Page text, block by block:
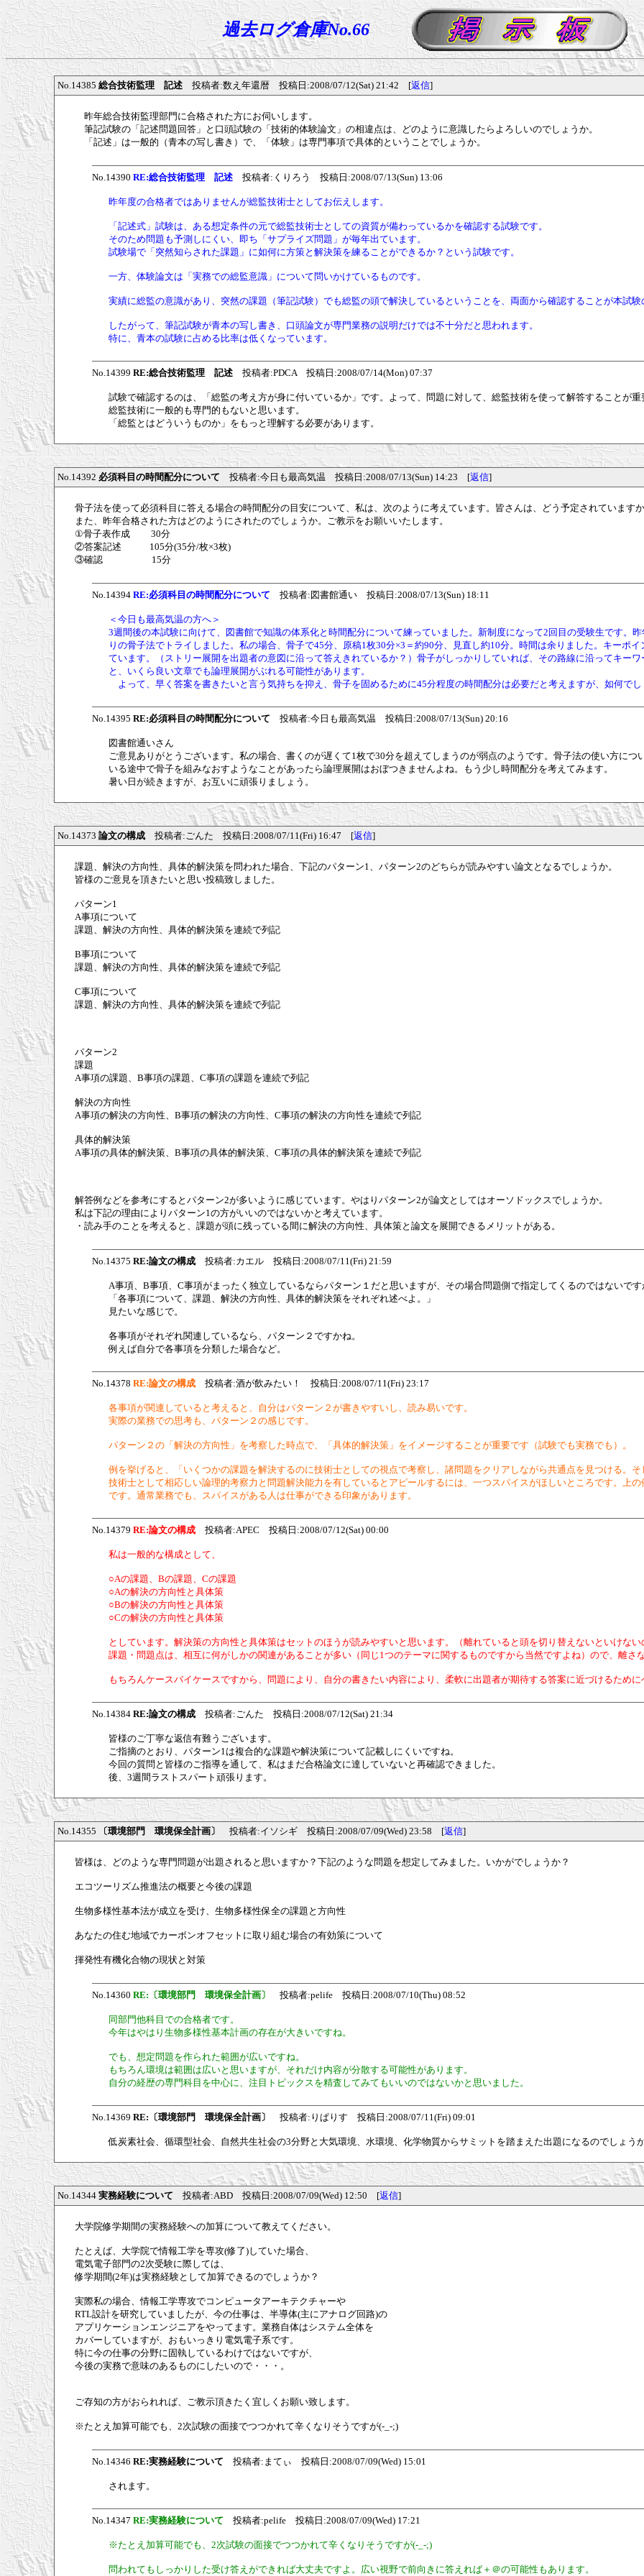
過去ログ倉庫No.66
No.14385 総合技術監理 記述投稿者:数え年還暦 投稿日:2008/07/12(Sat) 21:42 [返信]
昨年総合技術監理部門に合格された方にお伺いします。
筆記試験の「記述問題回答」と口頭試験の「技術的体験論文」の相違点は、どのように意識したらよろしいのでしょうか。
「記述」は一般的（青本の写し書き）で、「体験」は専門事項で具体的ということでしょうか。
No.14390 RE:総合技術監理 記述投稿者:くりろう 投稿日:2008/07/13(Sun) 13:06
昨年度の合格者ではありませんが総監技術士としてお伝えします。
「記述式」試験は、ある想定条件の元で総監技術士としての資質が備わっているかを確認する試験です。
そのため問題も予測しにくい、即ち「サプライズ問題」が毎年出ています。
試験場で「突然知らされた課題」に如何に方策と解決策を練ることができるか？という試験です。
一方、体験論文は「実務での総監意識」について問いかけているものです。
実績に総監の意識があり、突然の課題（筆記試験）でも総監の頭で解決しているということを、両面から確認することが本試
したがって、筆記試験が青本の写し書き、口頭論文が専門業務の説明だけでは不十分だと思われます。
特に、青本の試験に占める比率は低くなっています。
No.14399 RE:総合技術監理 記述投稿者:PDCA 投稿日:2008/07/14(Mon) 07:37
試験で確認するのは、「総監の考え方が身に付いているか」です。よって、問題に対して、総監技術を使って解答することが重
総監技術に一般的も専門的もないと思います。
「総監とはどういうものか」をもっと理解する必要があります。
No.14392 必須科目の時間配分について 投稿者:今日も最高気温 投稿日:2008/07/13(Sun) 14:23 [返信]
骨子法を使って必須科目に答える場合の時間配分の目安について、私は、次のように考えています。皆さんは、どう予定されています
また、昨年合格された方はどのようにされたのでしょうか。ご教示をお願いいたします。
①骨子表作成 30分
②答案記述 105分(35分/枚×3枚)
③確認 15分
No.14394 RE:必須科目の時間配分について 投稿者:図書館通い 投稿日:2008/07/13(Sun) 18:11
＜今日も最高気温の方へ＞
3週間後の本試験に向けて、図書館で知識の体系化と時間配分について練っていました。新制度になって2回目の受験生です。
りの骨子法でトライしました。私の場合、骨子で45分、原稿1枚30分×3＝約90分、見直し約10分。時間は余りました。キーポ
ています。（ストリー展開を出題者の意図に沿って答えきれているか？）骨子がしっかりしていれば、その路線に沿ってキー
と、いくら良い文章でも論理展開がぶれる可能性があります。
よって、早く答案を書きたいと言う気持ちを抑え、骨子を固めるために45分程度の時間配分は必要だと考えますが、如何でし
No.14395 RE:必須科目の時間配分について 投稿者:今日も最高気温 投稿日:2008/07/13(Sun) 20:16
図書館通いさん
ご意見ありがとうございます。私の場合、書くのが遅くて1枚で30分を超えてしまうのが弱点のようです。骨子法の使い方に
いる途中で骨子を組みなおすようなことがあったら論理展開はおぼつきませんよね。もう少し時間配分を考えてみます。
暑い日が続きますが、お互いに頑張りましょう。
No.14373 論文の構成投稿者:ごんた 投稿日:2008/07/11(Fri) 16:47 [返信]
課題、解決の方向性、具体的解決策を問われた場合、下記のパターン1、パターン2のどちらが読みやすい論文となるでしょうか。
皆様のご意見を頂きたいと思い投稿致しました。
パターン1
A事項について
課題、解決の方向性、具体的解決策を連続で列記
B事項について
課題、解決の方向性、具体的解決策を連続で列記
C事項について
課題、解決の方向性、具体的解決策を連続で列記
パターン2
課題
A事項の課題、B事項の課題、C事項の課題を連続で列記
解決の方向性
A事項の解決の方向性、B事項の解決の方向性、C事項の解決の方向性を連続で列記
具体的解決策
A事項の具体的解決策、B事項の具体的解決策、C事項の具体的解決策を連続で列記
解答例などを参考にするとパターン2が多いように感じています。やはりパターン2が論文としてはオーソドックスでしょうか。
私は下記の理由によりパターン1の方がいいのではないかと考えています。
・読み手のことを考えると、課題が頭に残っている間に解決の方向性、具体策と論文を展開できるメリットがある。
No.14375 RE:論文の構成投稿者:カエル 投稿日:2008/07/11(Fri) 21:59
A事項、B事項、C事項がまったく独立しているならパターン１だと思いますが、その場合問題側で指定してくるのではないです
「各事項について、課題、解決の方向性、具体的解決策をそれぞれ述べよ。」
見たいな感じで。
各事項がそれぞれ関連しているなら、パターン２ですかね。
例えば自分で各事項を分類した場合など。
No.14378 RE:論文の構成投稿者:酒が飲みたい！ 投稿日:2008/07/11(Fri) 23:17
各事項が関連していると考えると、自分はパターン２が書きやすいし、読み易いです。
実際の業務での思考も、パターン２の感じです。
パターン２の「解決の方向性」を考察した時点で、「具体的解決策」をイメージすることが重要です（試験でも実務でも）。
例を挙げると、「いくつかの課題を解決するのに技術士としての視点で考察し、諸問題をクリアしながら共通点を見つける。
技術士として相応しい論理的考察力と問題解決能力を有しているとアピールするには、一つスパイスがほしいところです。上
です。通常業務でも、スパイスがある人は仕事ができる印象があります。
No.14379 RE:論文の構成投稿者:APEC 投稿日:2008/07/12(Sat) 00:00
私は一般的な構成として、
○Aの課題、Bの課題、Cの課題
○Aの解決の方向性と具体策
○Bの解決の方向性と具体策
○Cの解決の方向性と具体策
としています。解決策の方向性と具体策はセットのほうが読みやすいと思います。（離れていると頭を切り替えないといけな
課題・問題点は、相互に何がしかの関連があることが多い（同じ1つのテーマに関するものですから当然ですよね）ので、離さ
もちろんケースバイケースですから、問題により、自分の書きたい内容により、柔軟に出題者が期待する答案に近づけるため
No.14384 RE:論文の構成投稿者:ごんた 投稿日:2008/07/12(Sat) 21:34
皆様のご丁寧な返信有難うございます。
ご指摘のとおり、パターン1は複合的な課題や解決策について記載しにくいですね。
今回の質問と皆様のご指導を通して、私はまだ合格論文に達していないと再確認できました。
後、3週間ラストスパート頑張ります。
No.14355 〔環境部門 環境保全計画〕 投稿者:イソシギ 投稿日:2008/07/09(Wed) 23:58 [返信]
皆様は、どのような専門問題が出題されると思いますか？下記のような問題を想定してみました。いかがでしょうか？
エコツーリズム推進法の概要と今後の課題
生物多様性基本法が成立を受け、生物多様性保全の課題と方向性
あなたの住む地域でカーボンオフセットに取り組む場合の有効策について
揮発性有機化合物の現状と対策
No.14360 RE:〔環境部門 環境保全計画〕 投稿者:pelife 投稿日:2008/07/10(Thu) 08:52
同部門他科目での合格者です。
今年はやはり生物多様性基本計画の存在が大きいですね。
でも、想定問題を作られた範囲が広いですね。
もちろん環境は範囲は広いと思いますが、それだけ内容が分散する可能性があります。
自分の経歴の専門科目を中心に、注目トピックスを精査してみてもいいのではないかと思いました。
No.14369 RE:〔環境部門 環境保全計画〕 投稿者:りぱりす 投稿日:2008/07/11(Fri) 09:01
低炭素社会、循環型社会、自然共生社会の3分野と大気環境、水環境、化学物質からサミットを踏まえた出題になるのでしょう
No.14344 実務経験について 投稿者:ABD 投稿日:2008/07/09(Wed) 12:50 [返信]
大学院修学期間の実務経験への加算について教えてください。
たとえば、大学院で情報工学を専攻(修了)していた場合、
電気電子部門の2次受験に際しては、
修学期間(2年)は実務経験として加算できるのでしょうか？
実際私の場合、情報工学専攻でコンピュータアーキテクチャーや
RTL設計を研究していましたが、今の仕事は、半導体(主にアナログ回路)の
アプリケーションエンジニアをやってます。業務自体はシステム全体を
カバーしていますが、おもいっきり電気電子系です。
特に今の仕事の分野に固執しているわけではないですが、
今後の実務で意味のあるものにしたいので・・・。
ご存知の方がおられれば、ご教示頂きたく宜しくお願い致します。
※たとえ加算可能でも、2次試験の面接でつつかれて辛くなりそうですが(-_-;)
No.14346 RE:実務経験について 投稿者:まてぃ 投稿日:2008/07/09(Wed) 15:01
されます。
No.14347 RE:実務経験について 投稿者:pelife 投稿日:2008/07/09(Wed) 17:21
※たとえ加算可能でも、2次試験の面接でつつかれて辛くなりそうですが(-_-;)
問われてもしっかりした受け答えができれば大丈夫ですよ。広い視野で前向きに答えれば＋＠の可能性もあります。